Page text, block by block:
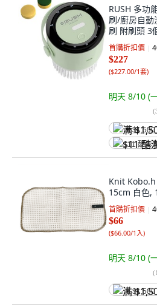
RUSH 多功
刷/廚房自
刷 附刷頭 3
首購折扣價
$227
($227.00/1套)
明天 8/10 (
(
满 $1,500
$11 酷澎
Knit Kobo.h
15cm 白色,
首購折扣價
$66
($66.00/1入)
明天 8/10 (
(1
满 $1,500